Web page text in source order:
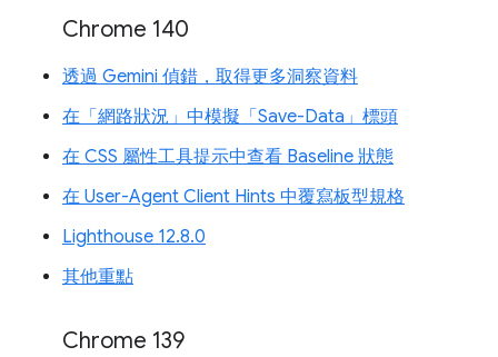
Chrome 140
透過 Gemini 偵錯，取得更多洞察資料
在「網路狀況」中模擬「Save-Data」標頭
在 CSS 屬性工具提示中查看 Baseline 狀態
在 User-Agent Client Hints 中覆寫板型規格
Lighthouse 12.8.0
其他重點
Chrome 139